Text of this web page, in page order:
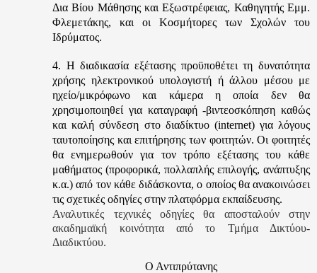
Δια Βίου Μάθησης και Εξωστρέφειας, Καθηγητής Εμμ.
Φλεμετάκης,και οι Κοσμήτορες των Σχολών του
Ιδρύματος.
4. Η διαδικασία εξέτασης προϋποθέτει τη δυνατότητα
χρήσης ηλεκτρονικού υπολογιστή ή άλλου μέσου με
ηχείο/μικρόφωνο και κάμερα η οποία δεν θα
χρησιμοποιηθεί για καταγραφή -βιντεοσκόπηση καθώς
και καλή σύνδεση στο διαδίκτυο (internet) για λόγους
ταυτοποίησης και επιτήρησης των φοιτητών. Οι φοιτητές
θα ενημερωθούν για τον τρόπο εξέτασης του κάθε
μαθήματος (προφορικά, πολλαπλής επιλογής, ανάπτυξης
κ.α.) από τον κάθε διδάσκοντα, ο οποίος θα ανακοινώσει
τις σχετικές οδηγίες στην πλατφόρμα εκπαίδευσης.
Αναλυτικές τεχνικές οδηγίες θα αποσταλούν στην
ακαδημαϊκή κοινότητα από το Τμήμα Δικτύου-
Διαδικτύου.
Ο Αντιπρύτανης